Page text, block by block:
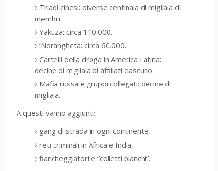
Triadi cinesi: diverse centinaia di migliaia di
membri.
Yakuza: circa 110.000.
’Ndrangheta: circa 60.000.
Cartelli della droga in America Latina:
decine di migliaia di affiliati ciascuno.
Mafia russa e gruppi collegati: decine di
migliaia.
A questi vanno aggiunti:
gang di strada in ogni continente,
reti criminali in Africa e India,
fiancheggiatori e “colletti bianchi”.